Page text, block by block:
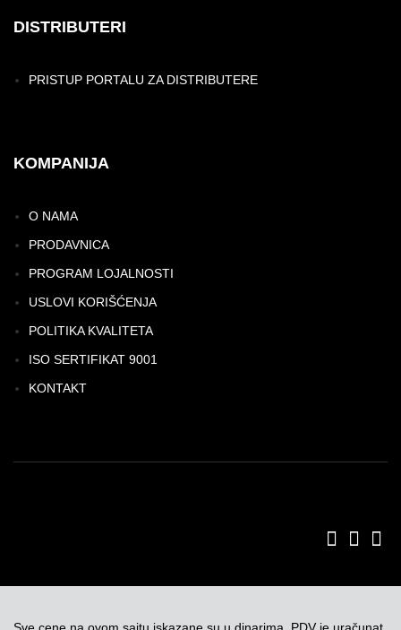
DISTRIBUTERI
PRISTUP PORTALU ZA DISTRIBUTERE
KOMPANIJA
O NAMA
PRODAVNICA
PROGRAM LOJALNOSTI
USLOVI KORIŠĆENJA
POLITIKA KVALITETA
ISO SERTIFIKAT 9001
KONTAKT